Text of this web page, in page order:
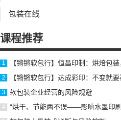
包装在线
课程推荐
【锵锵软包行】恒昌印制：烘焙包装
【锵锵软包行】达成彩印：不变就要
软包装企业经营的风险规避
“烘干、节能两不误——影响水墨印